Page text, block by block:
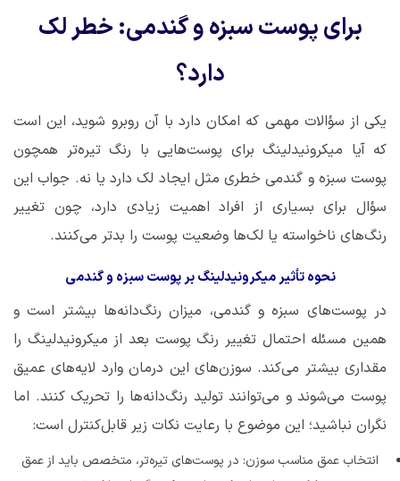
برای پوست سبزه و گندمی: خطر لک
دارد؟
یکی از سؤالات مهمی که امکان دارد با آن روبرو شوید، این است
که آیا میکرونیدلینگ برای پوست‌هایی با رنگ تیره‌تر همچون
پوست سبزه و گندمی خطری مثل ایجاد لک دارد یا نه. جواب این
سؤال برای بسیاری از افراد اهمیت زیادی دارد، چون تغییر
رنگ‌های ناخواسته یا لک‌ها وضعیت پوست را بدتر می‌کنند.
نحوه تأثیر میکرونیدلینگ بر پوست سبزه و گندمی
در پوست‌های سبزه و گندمی، میزان رنگ‌دانه‌ها بیشتر است و
همین مسئله احتمال تغییر رنگ پوست بعد از میکرونیدلینگ را
مقداری بیشتر می‌کند. سوزن‌های این درمان وارد لایه‌های عمیق
پوست می‌شوند و می‌توانند تولید رنگ‌دانه‌ها را تحریک کنند. اما
نگران نباشید؛ این موضوع با رعایت نکات زیر قابل‌کنترل است:
انتخاب عمق مناسب سوزن: در پوست‌های تیره‌تر، متخصص باید از عمق